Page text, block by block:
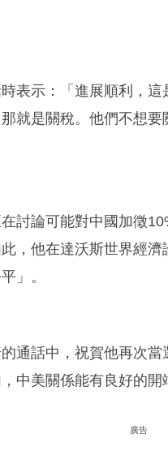
表示：「進展順利，
就是關稅。他們不想
討論可能對中國加徵
，他在達沃斯世界經
」。
通話中，祝賀他再次
中美關係能有良好的開
廣告